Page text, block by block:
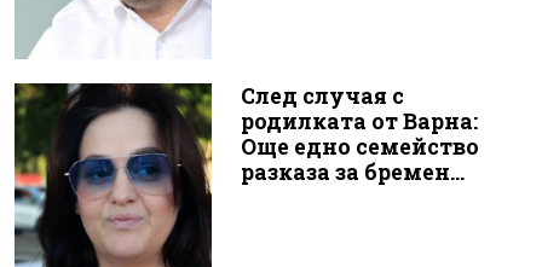
След случая с
родилката от Варна:
Още едно семейство
разказа за бремен...